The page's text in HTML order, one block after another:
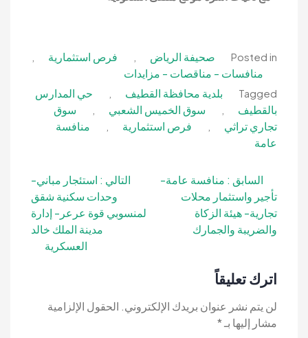
Posted in صحيفة الرياض فرص استثمارية
منافسات - مناقصات - مزايدات
Tagged بلدية محافظة القطيف
حي المدارس
بالقطيف
سوق الخميس الشعبي
سوق
تجاري تراثي
فرص استثمارية
منافسة
عامة
تصفّح
المقالات
السابق : منافسة عامة-
تأجير واستثمار محلات
تجارية- هيئة الزكاة
والضريبة والجمارك
التالي : استئجار مباني-
وحدات سكنية شقق
لمنسوبي قوة عرعر- إدارة
مدينة الملك خالد
العسكرية
اترك تعليقاً
لن يتم نشر عنوان بريدك الإلكتروني. الحقول الإلزامية
مشار إليها بـ*